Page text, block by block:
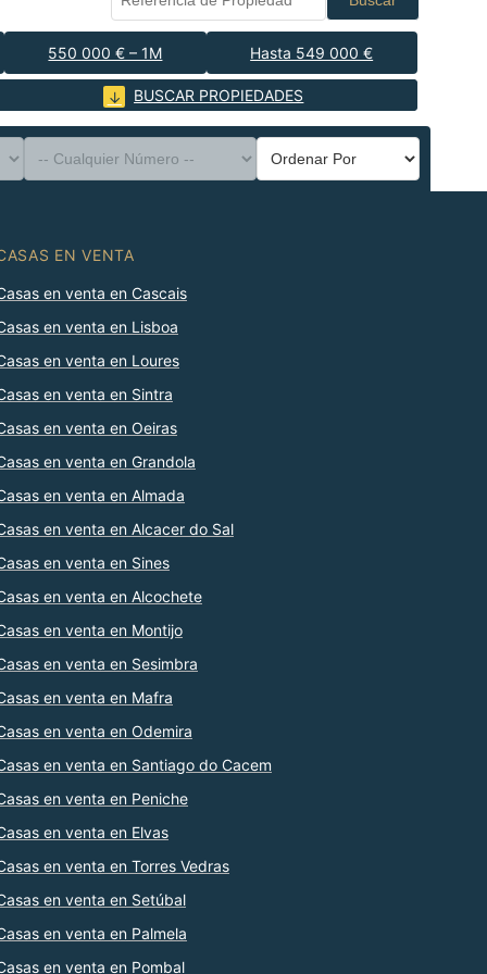
550 000 € – 1M Hasta 549 000 €
BUSCAR PROPIEDADES
EN VENTA
en venta en Cascais
en venta en Lisboa
en venta en Loures
en venta en Sintra
en venta en Oeiras
en venta en Grandola
en venta en Almada
en venta en Alcacer do Sal
en venta en Sines
en venta en Alcochete
en venta en Montijo
en venta en Sesimbra
en venta en Mafra
en venta en Odemira
en venta en Santiago do Cacem
en venta en Peniche
en venta en Elvas
en venta en Torres Vedras
en venta en Setúbal
en venta en Palmela
en venta en Pombal